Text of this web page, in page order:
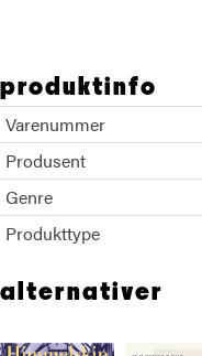
produktinfo
Varenummer
Produsent
Genre
Produkttype
alternativer